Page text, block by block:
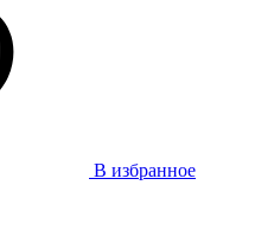
В избранное